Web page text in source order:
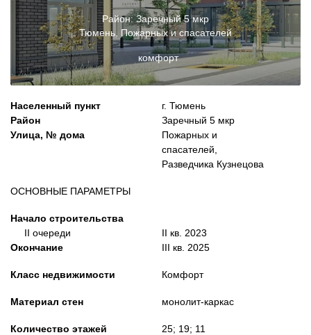
Район:Заречный 5 мкр
Тюмень Пожарных и спасателей
комфорт
Населенный пункт
Район
Улица, № дома
ОСНОВНЫЕ ПАРАМЕТРЫ
Начало строительства
II очереди
Окончание
Класс недвижимости
Материал стен
Количество этажей
г. Тюмень
Заречный 5 мкр
Пожарных и
спасателей,
Разведчика Кузнецова
II кв. 2023
III кв. 2025
Комфорт
монолит-каркас
25; 19; 11